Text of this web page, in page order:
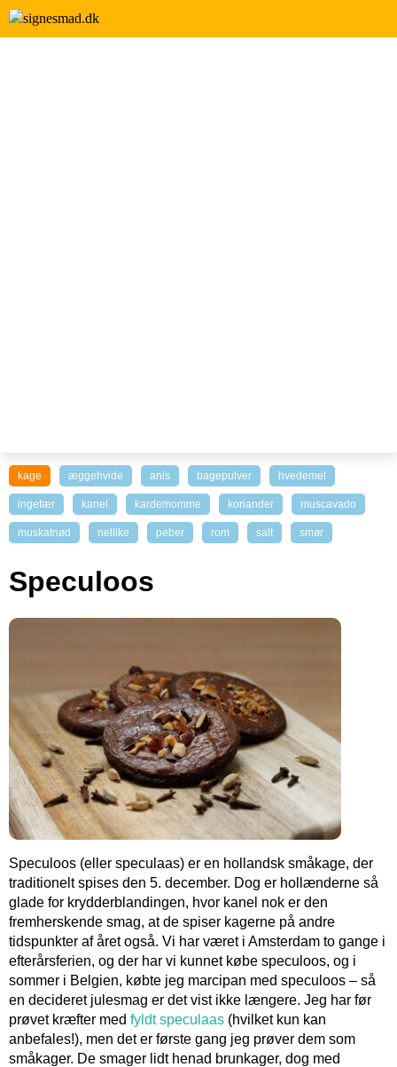
kage æggehvide anis bagepulver hvedemel
ingefær kanel kardemomme koriander muscavado
muskatnød nellike peber rom salt smør
Speculoos
Speculoos (eller speculaas) er en hollandsk småkage, der
traditionelt spises den 5. december. Dog er hollænderne så
glade for krydderblandingen, hvor kanel nok er den
fremherskende smag, at de spiser kagerne på andre
tidspunkter af året også. Vi har været i Amsterdam to gange i
efterårsferien, og der har vi kunnet købe speculoos, og i
sommer i Belgien, købte jeg marcipan med speculoos – så
en decideret julesmag er det vist ikke længere. Jeg har før
prøvet kræfter med fyldt speculaas (hvilket kun kan
anbefales!), men det er første gang jeg prøver dem som
småkager. De smager lidt henad brunkager, dog med